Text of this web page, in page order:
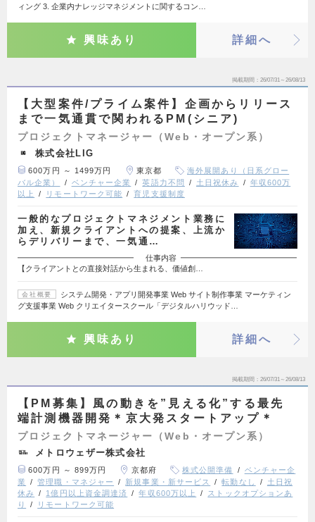
ィング 3. 企業内ナレッジマネジメントに関するコン…
興味あり 詳細へ
掲載期間 26/07/31～26/08/13
【大型案件/プライム案件】企画からリリース
まで一気通貫で関われるPM(シニア)
プロジェクトマネージャー（Web・オープン系）
株式会社LIG
600万円 ～ 1499万円 東京都
海外展開あり（日系グロー
バル企業）
ベンチャー企業 英語力不問 土日祝休み
年収600万
以上
リモートワーク可能 育児支援制度
一般的なプロジェクトマネジメント業務に
加え、新規クライアントへの提案、上流か
らデリバリーまで、一気通…
━━━━━━━━━━━━━━━ 仕事内容 ━━━━━━━━━━━━━━━
【クライアントとの直接対話から生まれる、価値創…
会社概要
システム開発・アプリ開発事業 Web サイト制作事業 マーケティン
グ支援事業 Web クリエイタースクール「デジタルハリウッド…
興味あり 詳細へ
掲載期間 26/07/31～26/08/13
【PM募集】風の動きを”見える化”する最先
端計測機器開発＊京大発スタートアップ＊
プロジェクトマネージャー（Web・オープン系）
メトロウェザー株式会社
600万円 ～ 899万円 京都府 株式公開準備
ベンチャー企
業
管理職・マネジャー 新規事業・新サービス 転勤なし
土日祝
休み
1億円以上資金調達済 年収600万以上
ストックオプションあ
り
リモートワーク可能